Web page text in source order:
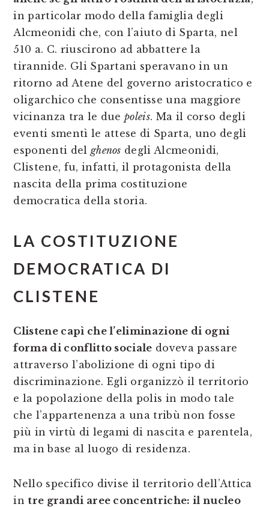
in particolar modo della famiglia degli
Alcmeonidi che, con l’aiuto di Sparta, nel
510 a. C. riuscirono ad abbattere la
tirannide. Gli Spartani speravano in un
ritorno ad Atene del governo aristocratico e
oligarchico che consentisse una maggiore
vicinanza tra le duepoleis. Ma il corso degli
eventi smentì le attese di Sparta, uno degli
esponenti del ghenos degli Alcmeonidi,
Clistene, fu, infatti, il protagonista della
nascita della prima costituzione
democratica della storia.
LA COSTITUZIONE
DEMOCRATICA DI
CLISTENE
Clistene capì che l’eliminazione di ogni
forma di conflitto sociale doveva passare
attraverso l’abolizione di ogni tipo di
discriminazione. Egli organizzò il territorio
e la popolazione della polis in modo tale
che l’appartenenza a una tribù non fosse
più in virtù di legami di nascita e parentela,
ma in base al luogo di residenza.
Nello specifico divise il territorio dell’Attica
intre grandi aree concentriche: il nucleo